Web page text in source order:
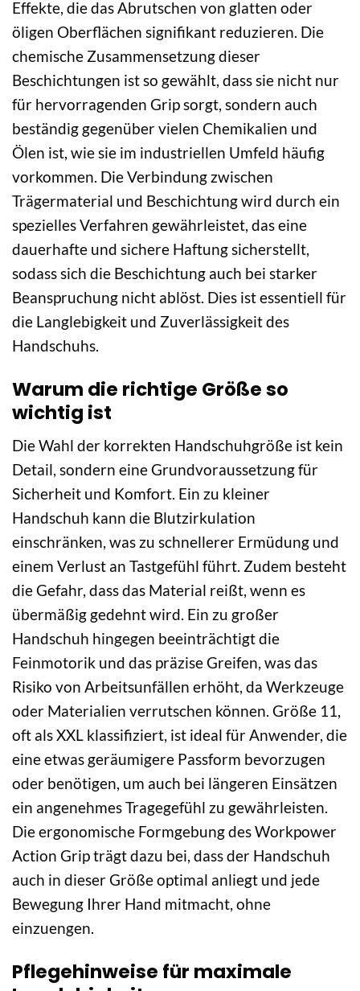
Effekte, die das Abrutschen von glatten oder
öligen Oberflächen signifikant reduzieren. Die
chemische Zusammensetzung dieser
Beschichtungen ist so gewählt, dass sie nicht nur
für hervorragenden Grip sorgt, sondern auch
beständig gegenüber vielen Chemikalien und
Ölen ist, wie sie im industriellen Umfeld häufig
vorkommen. Die Verbindung zwischen
Trägermaterial und Beschichtung wird durch ein
spezielles Verfahren gewährleistet, das eine
dauerhafte und sichere Haftung sicherstellt,
sodass sich die Beschichtung auch bei starker
Beanspruchung nicht ablöst. Dies ist essentiell für
die Langlebigkeit und Zuverlässigkeit des
Handschuhs.
Warum die richtige Größe so
wichtig ist
Die Wahl der korrekten Handschuhgröße ist kein
Detail, sondern eine Grundvoraussetzung für
Sicherheit und Komfort. Ein zu kleiner
Handschuh kann die Blutzirkulation
einschränken, was zu schnellerer Ermüdung und
einem Verlust an Tastgefühl führt. Zudem besteht
die Gefahr, dass das Material reißt, wenn es
übermäßig gedehnt wird. Ein zu großer
Handschuh hingegen beeinträchtigt die
Feinmotorik und das präzise Greifen, was das
Risiko von Arbeitsunfällen erhöht, da Werkzeuge
oder Materialien verrutschen können. Größe 11,
oft als XXL klassifiziert, ist ideal für Anwender, die
eine etwas geräumigere Passform bevorzugen
oder benötigen, um auch bei längeren Einsätzen
ein angenehmes Tragegefühl zu gewährleisten.
Die ergonomische Formgebung des Workpower
Action Grip trägt dazu bei, dass der Handschuh
auch in dieser Größe optimal anliegt und jede
Bewegung Ihrer Hand mitmacht, ohne
einzuengen.
Pflegehinweise für maximale